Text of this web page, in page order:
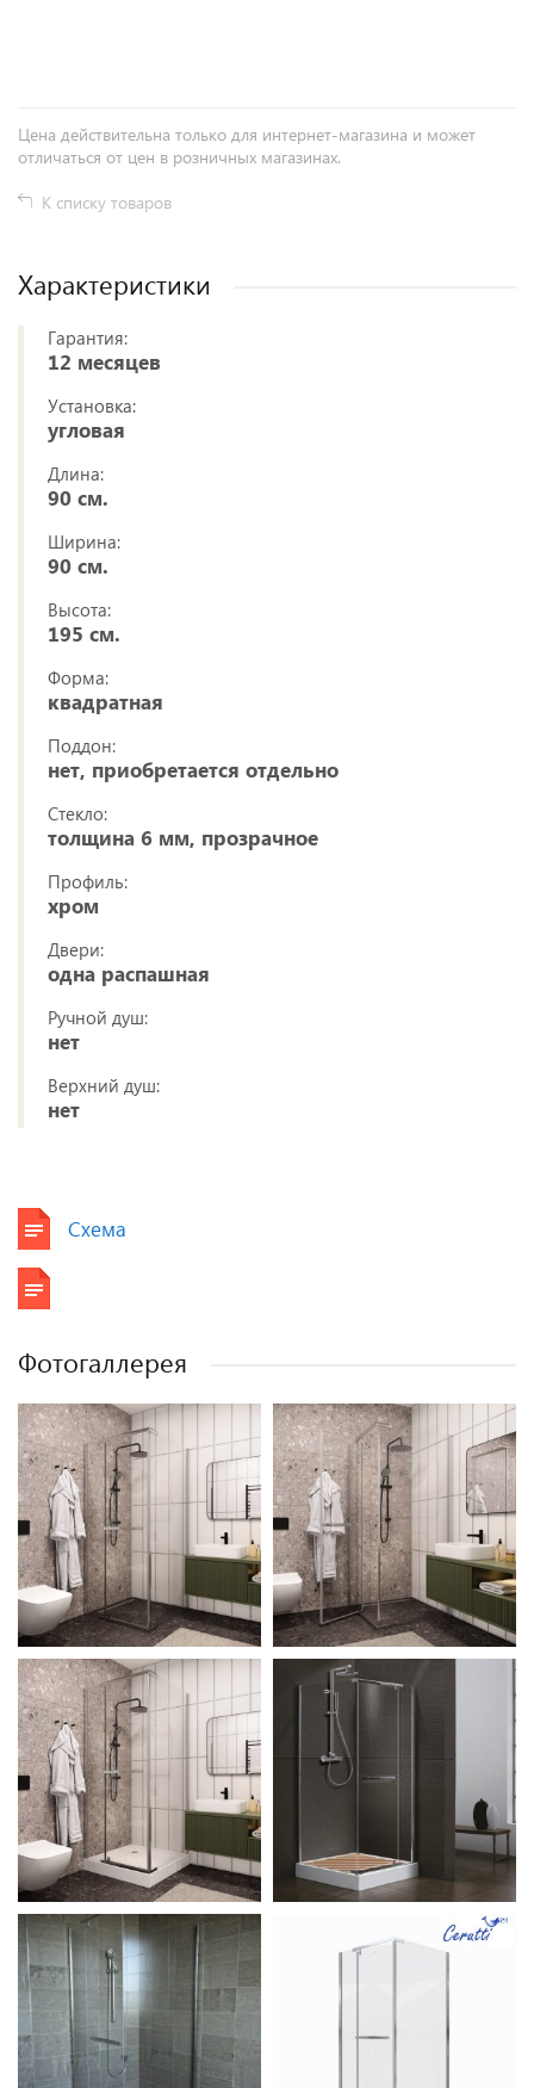
Цена действительна только для интернет-магазина и может
отличаться от цен в розничных магазинах.
К списку товаров
Характеристики
Гарантия:
12 месяцев
Установка:
угловая
Длина:
90 см.
Ширина:
90 см.
Высота:
195 см.
Форма:
квадратная
Поддон:
нет, приобретается отдельно
Стекло:
толщина 6 мм, прозрачное
Профиль:
хром
Двери:
одна распашная
Ручной душ:
нет
Верхний душ:
нет
Схема
Фотогаллерея